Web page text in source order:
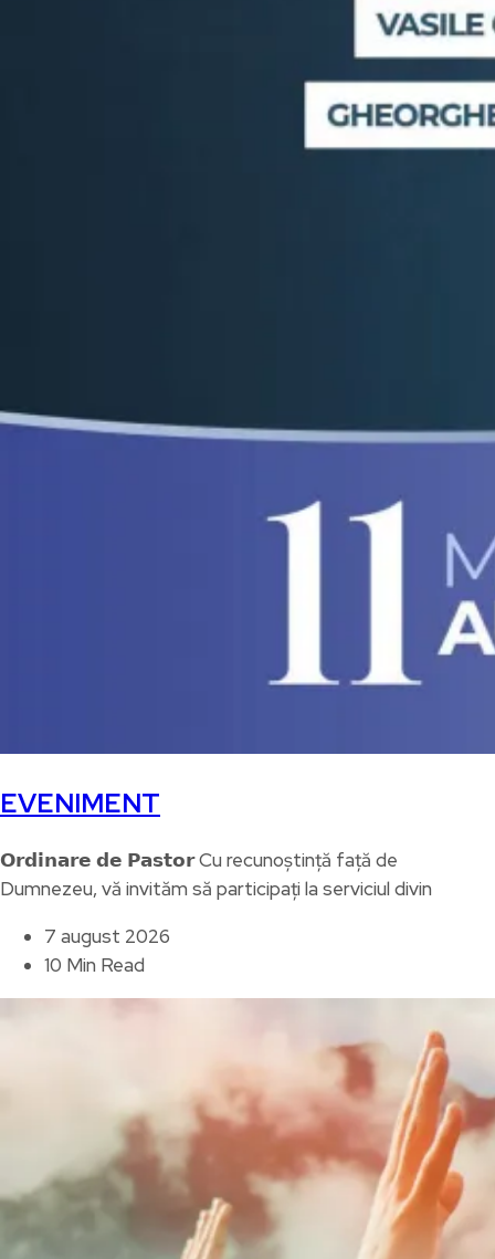
EVENIMENT
𝗢𝗿𝗱𝗶𝗻𝗮𝗿𝗲 𝗱𝗲 𝗣𝗮𝘀𝘁𝗼𝗿 Cu recunoștință față de
Dumnezeu, vă invităm să participați la serviciul divin
7 august 2026
10 Min Read